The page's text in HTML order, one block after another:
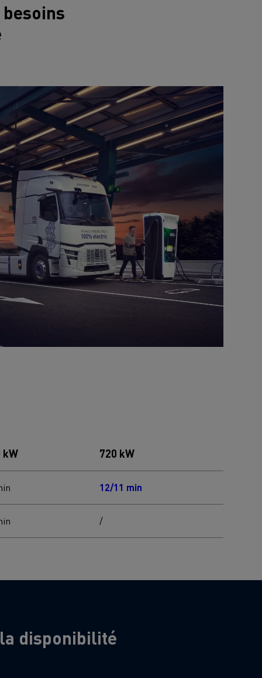
kW 720 kW
12/11 min
/
disponibilité